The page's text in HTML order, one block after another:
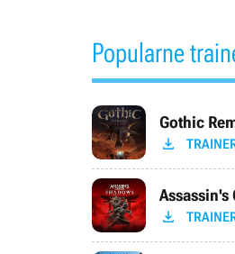
Popularne
Gothic

Assassin's
